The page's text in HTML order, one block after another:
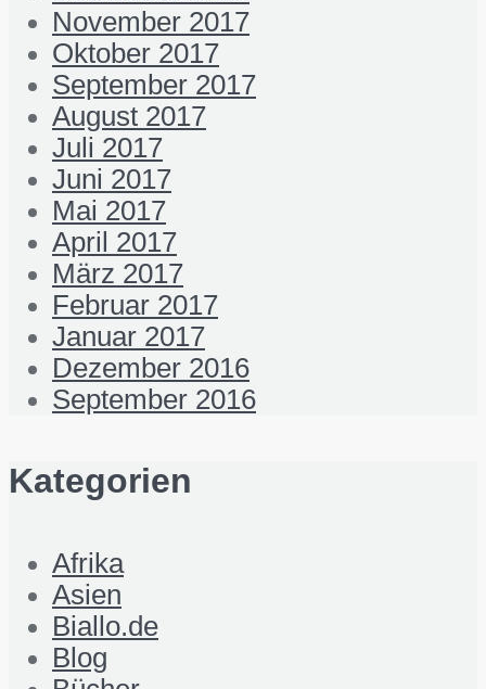
November 2017
Oktober 2017
September 2017
August 2017
Juli 2017
Juni 2017
Mai 2017
April 2017
März 2017
Februar 2017
Januar 2017
Dezember 2016
September 2016
Kategorien
Afrika
Asien
Biallo.de
Blog